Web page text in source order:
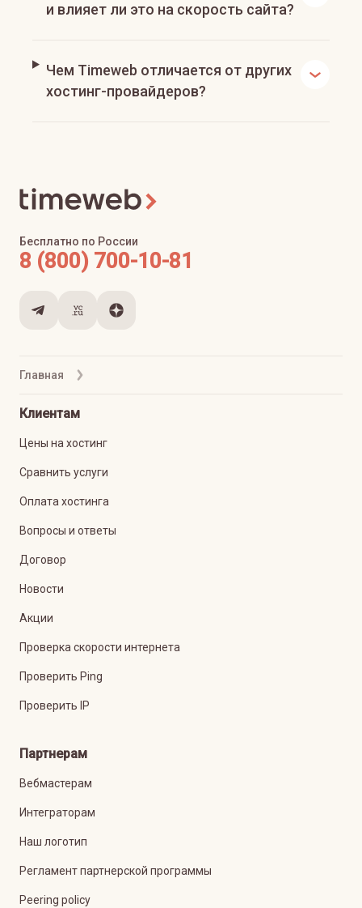
и влияет ли это на скорость сайта?
Чем Timeweb отличается от других
хостинг-провайдеров?
Главная
Бесплатно по России
8 (800) 700-10-81
Клиентам
Цены на хостинг
Сравнить услуги
Оплата хостинга
Вопросы и ответы
Договор
Новости
Акции
Проверка скорости интернета
Проверить Ping
Проверить IP
Партнерам
Вебмастерам
Интеграторам
Наш логотип
Регламент партнерской программы
Peering policy